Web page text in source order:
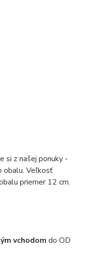
si z našej ponuky -
obalu. Veľkosť
priemer 12 cm.
vchodom do OD